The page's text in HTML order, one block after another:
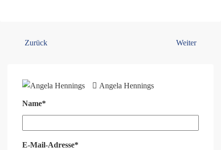
Zurück Weiter
Angela Hennings
Name*
E-Mail-Adresse*